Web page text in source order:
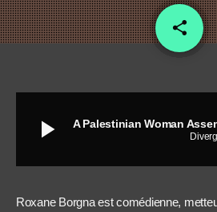
share
email
play_arrow
Roxane Borgna est comédienne,